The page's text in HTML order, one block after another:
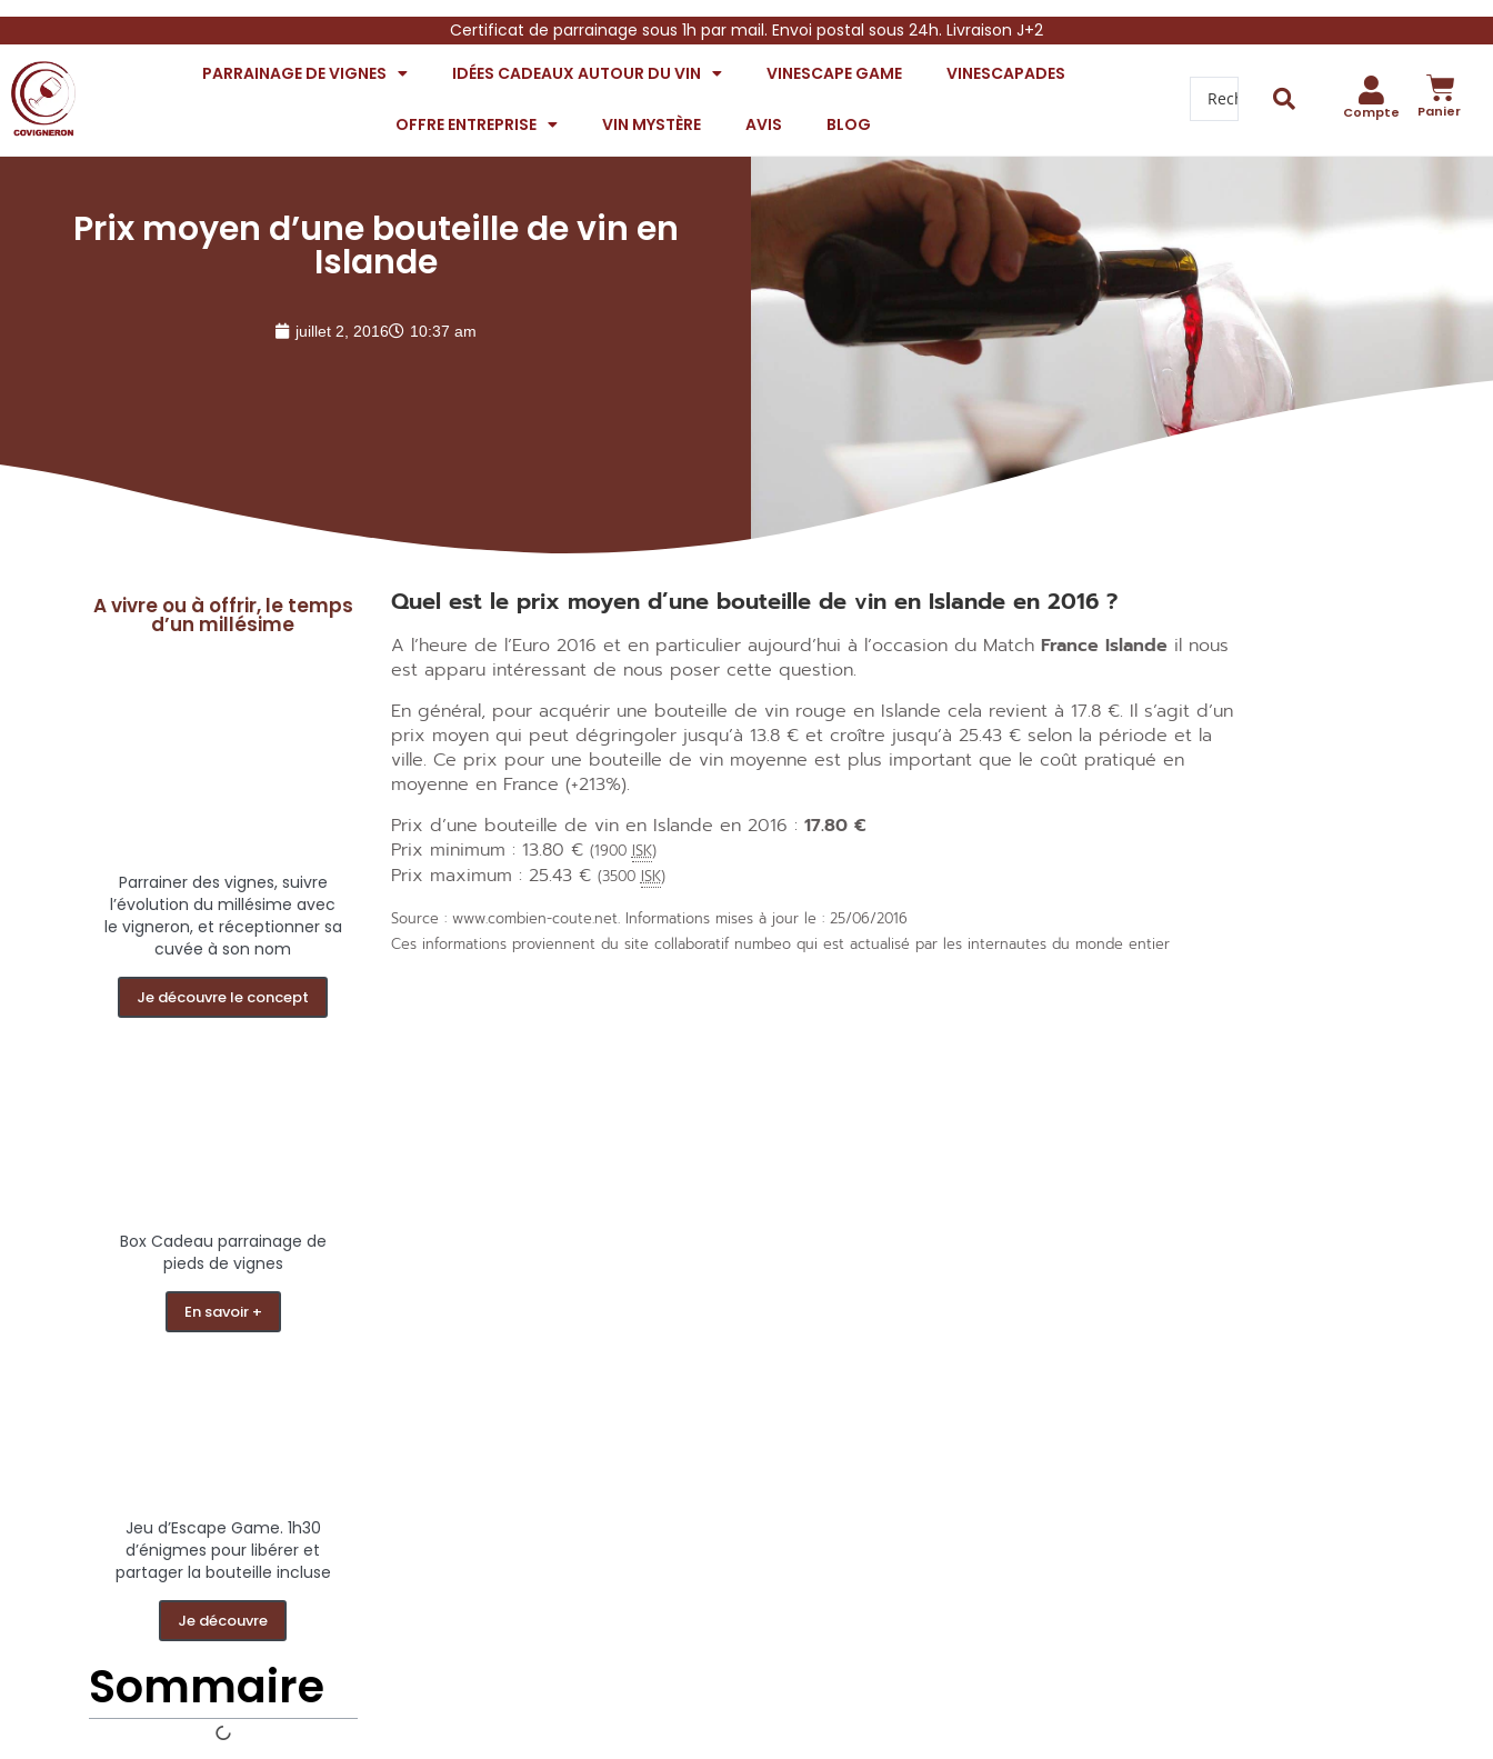
Certificat de parrainage sous 1h par mail. Envoi postal sous 24h. Livraison J+2
PARRAINAGE DE VIGNES
IDÉES CADEAUX AUTOUR DU VIN VINESCAPE GAME VINESCAPADES
OFFRE ENTREPRISE VIN MYSTÈRE AVIS BLOG
Compte Panier
Prix moyen d’une bouteille de vin en
Islande
juillet 2, 2016 10:37 am
A vivre ou à offrir, le temps
d’un millésime
Parrainer des vignes, suivre
l’évolution du millésime avec
le vigneron, et réceptionner sa
cuvée à son nom
Je découvre le concept
Box Cadeau parrainage de
pieds de vignes
En savoir +
Jeu d’Escape Game. 1h30
d’énigmes pour libérer et
partager la bouteille incluse
Je découvre
Sommaire
Quel est le prix moyen d’une bouteille de vin en Islande en 2016 ?
A l’heure de l’Euro 2016 et en particulier aujourd’hui à l’occasion du Match France Islande il nous
est apparu intéressant de nous poser cette question.
En général, pour acquérir une bouteille de vin rouge en Islande cela revient à 17.8 €. Il s’agit d’un
prix moyen qui peut dégringoler jusqu’à 13.8 € et croître jusqu’à 25.43 € selon la période et la
ville. Ce prix pour une bouteille de vin moyenne est plus important que le coût pratiqué en
moyenne en France (+213%).
Prix d’une bouteille de vin en Islande en 2016 : 17.80 €
Prix minimum : 13.80 € (1900 ISK)
Prix maximum : 25.43 € (3500 ISK)
Source : www.combien-coute.net. Informations mises à jour le : 25/06/2016
Ces informations proviennent du site collaboratif numbeo qui est actualisé par les internautes du monde entier